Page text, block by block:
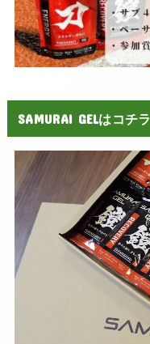
SAMURAI GELはコチラ